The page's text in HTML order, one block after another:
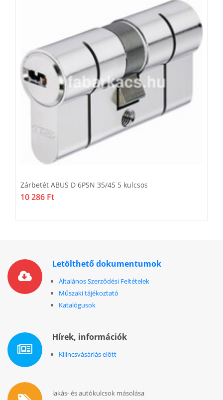
Zárbetét ABUS D 6PSN 35/45 5 kulcsos
10 286 Ft
Letölthető dokumentumok
Általános Szerződési Feltételek
Műszaki tájékoztató
Katalógusok
Hírek, információk
Kilincsvásárlás előtt
lakás- és autókulcsok másolása